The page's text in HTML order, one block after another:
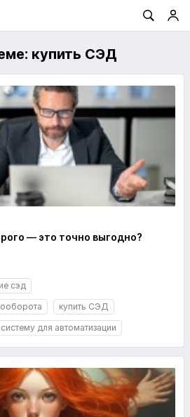
купить СЭД
— это точно выгодно?
сэд
купить СЭД
систему для автоматизации